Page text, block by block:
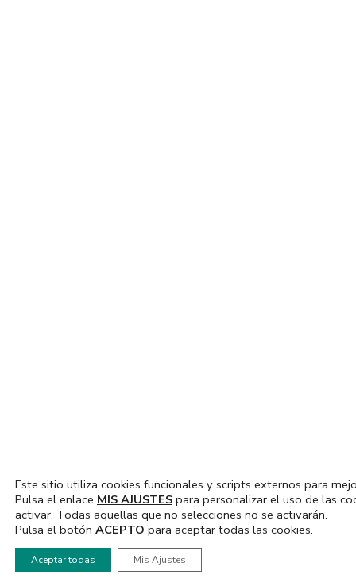
Este sitio utiliza cookies funcionales y scripts externos para
Pulsa el enlace MIS AJUSTES para personalizar el uso de las
activar. Todas aquellas que no selecciones no se activarán.
Pulsa el botón ACEPTO para aceptar todas las cookies.
Aceptar todas Mis Ajustes
Hola, ¿En que podemos ayudarte?